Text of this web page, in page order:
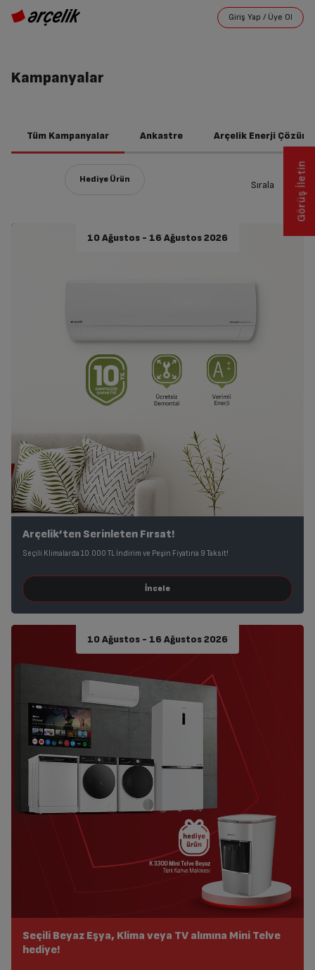
Kampanyalar
Tüm Kampanyalar Ankastre Arçelik Enerji
Sırala
10 Ağustos - 16 Ağustos 2026
Arçelik’ten Serinleten Fırsat!
Seçili Klimalarda 10.000 TL İndirim ve Peşin Fiyatına 9 Taksit!
10 Ağustos - 16 Ağustos 2026
Seçili Beyaz Eşya, Klima veya TV alımına Mini Telve
hediye!
Görüş İletin